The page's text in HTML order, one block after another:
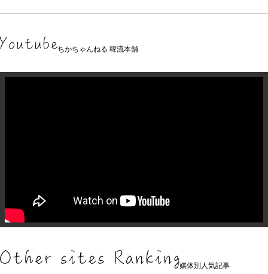
ちかちゃんねる 韓流本舗
媒体別人気記事